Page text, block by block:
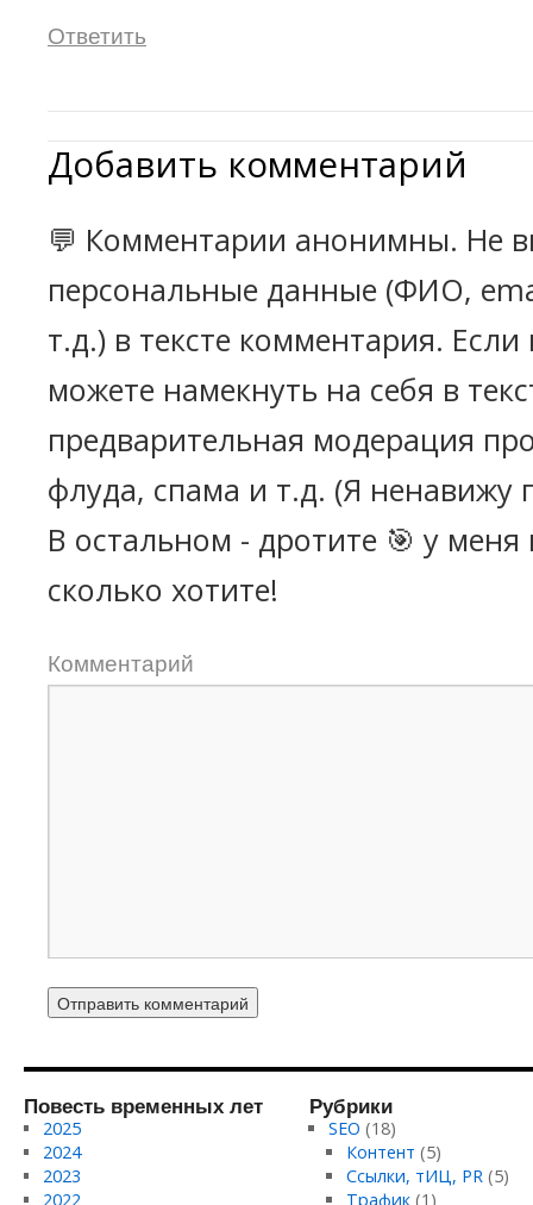
Ответить
Добавить комментарий
💬 Комментарии анонимны. Не
персональные данные (ФИО,
т.д.) в тексте комментария.
можете намекнуть на себя в
предварительная модерация
флуда, спама и т.д. (Я ненавижу
В остальном - дротите 🎯 у
сколько хотите!
Комментарий
Повесть временных лет
2025
2024
2023
2022
Рубрики
SEO (18)
Контент (5)
Ссылки, тИЦ, PR (5)
Трафик (1)